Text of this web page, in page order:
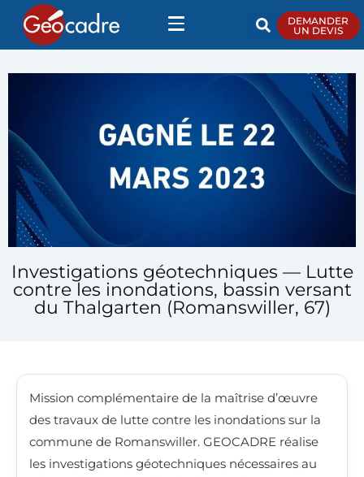
DEMANDER
UN DEVIS
Investigations géotechniques — Lutte
contre les inondations, bassin versant
du Thalgarten (Romanswiller, 67)
Mission complémentaire de la maîtrise d’œuvre
des travaux de lutte contre les inondations sur la
commune de Romanswiller. GEOCADRE réalise
les investigations géotechniques nécessaires au